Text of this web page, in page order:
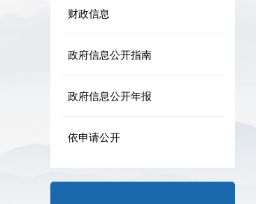
财政信息
政府信息公开指南
政府信息公开年报
依申请公开